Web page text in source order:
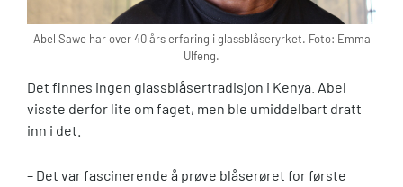
Abel Sawe har over 40 års erfaring i glassblåseryrket. Foto: Emma
Ulfeng.
Det finnes ingen glassblåsertradisjon i Kenya. Abel
visste derfor lite om faget, men ble umiddelbart dratt
inn i det.
– Det var fascinerende å prøve blåserøret for første